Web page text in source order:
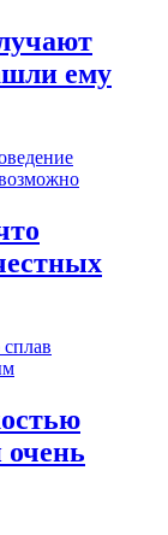
ему
очень